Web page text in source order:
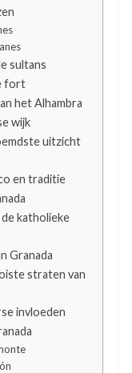
sultans
fort
het Alhambra
wijk
uitzicht
en traditie
katholieke
Granada
straten van
invloeden